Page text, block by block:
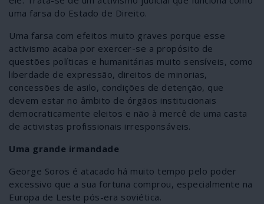
uma farsa do Estado de Direito.
Uma farsa com efeitos muito graves porque esse
activismo acaba por exercer-se a propósito de
questões políticas e humanitárias muito sensíveis, como
liberdade de expressão, direitos de minorias,
concessões de asilo, condições de detenção, que
devem estar no âmbito de órgãos institucionais
democraticamente eleitos e não à mercê de uma casta
de activistas profissionais irresponsáveis.
Uma grande irmandade
George Soros é atacado há muito tempo pelo poder
excessivo que a sua fortuna comprou, especialmente na
Europa de Leste pós-era soviética.